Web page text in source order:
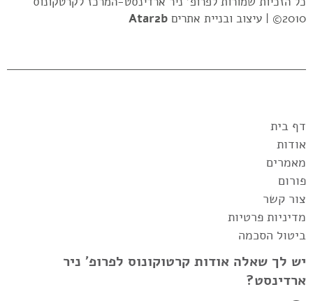
2010© |
עיצוב ובניית אתרים Atar2b
דף בית
אודות
מאמרים
פורום
צור קשר
מדיניות פרטיות
ביטול הסכמה
יש לך שאלה אודות קרטוקונוס לפרופ' ניר
ארדינסט?